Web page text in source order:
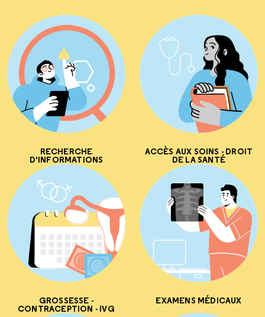
RECHERCHE
D'INFORMATIONS
ACCÈS AUX SOINS - DROIT
DE LA SANTÉ
GROSSESSE -
CONTRACEPTION - IVG
EXAMENS MÉDICAUX